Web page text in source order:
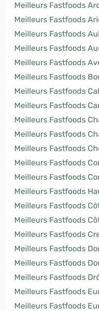
Meilleurs Fastfoods
Meilleurs Fastfoods
Meilleurs Fastfoods
Meilleurs Fastfoods
Meilleurs Fastfoods
Meilleurs Fastfoods
Meilleurs Fastfoods
Meilleurs Fastfoods
Meilleurs Fastfoods
Meilleurs Fastfoods
Meilleurs Fastfoods
Meilleurs Fastfoods
Meilleurs Fastfoods
Meilleurs Fastfoods
Meilleurs Fastfoods
Meilleurs Fastfoods
Meilleurs Fastfoods
Meilleurs Fastfoods
Meilleurs Fastfoods
Meilleurs Fastfoods
Meilleurs Fastfoods
Meilleurs Fastfoods